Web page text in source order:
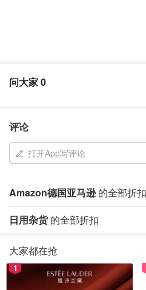
问大家0
评论
打开App写评论
Amazon德国亚马逊的全部折扣
日用杂货的全部折扣
大家都在抢
1